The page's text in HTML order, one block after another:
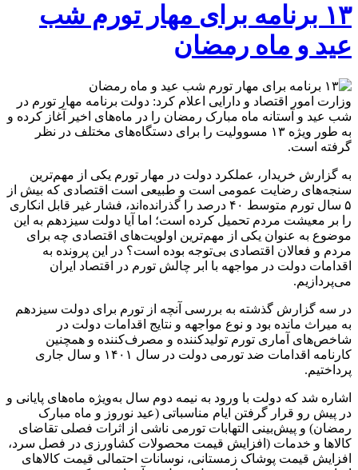
۱۳ برنامه برای مهار تورم شب
عید و ماه رمضان
وزارت امور اقتصاد و دارایی اعلام کرد: دولت برنامه مهار تورم در
شب عید و آستانه ماه مبارک رمضان را در ماه‌های اخیر آغاز کرده و
به طور ویژه ۱۳ مسوولیت را برای دستگاه‌های مختلف در نظر
گرفته است.
به گزارش خریدار، عملکرد دولت در مهار تورم یکی از مهم‌ترین
سنجه‌های رضایت عمومی است و طبیعی است اقتصادی که بیش از
۵ سال تورم متوسط ۴۰ درصد را گذرانده‌اند، فشار غیر قابل انکاری
را بر معیشت مردم تحمیل کرده است؛ اما آیا دولت سیزدهم به این
موضوع به عنوان یکی از مهم‌ترین اولویت‌های اقتصادی چه برای
مردم و فعالان اقتصادی بی‌توجه بوده است؟ در این پرونده به
اقدامات دولت در مواجهه با ابر چالش تورم در اقتصاد ایران
می‌پردازیم.
در سه گزارش گذشته به بررسی آنچه از تورم برای دولت سیزدهم
به میراث مانده بود و نوع مواجهه و نتایج اقدامات دولت در
شاخص‌های آماری تورم تولیدکننده و مصرف‌کننده و همچنین
کارنامه اقدامات ضد تورمی دولت در سال ۱۴۰۱ و سال جاری
پرداختیم.
اشاره شد که دولت با ورود به نیمه دوم سال به‌ویژه ماه‌های پایانی و
در پیش رو قرار گرفتن ایام مناسباتی (عید نوروز و ماه مبارک
رمضان) و پیش‌بینی التهابات تورمی ناشی از اثرات فصلی تقاضای
کالاها و خدمات (افزایش قیمت محصولات کشاورزی در فصل سرد،
افزایش قیمت پوشاک زمستانی، نوسانات احتمالی قیمت کالاهای